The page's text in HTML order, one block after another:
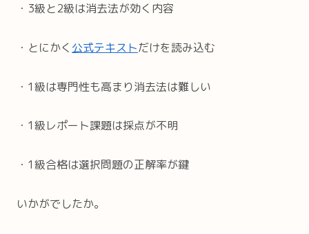
・3級と2級は消去法が効く内容
・とにかく 公式テキストだけを読み込む
・1級は専門性も高まり消去法は難しい
・1級レポート課題は採点が不明
・1級合格は選択問題の正解率が鍵
いかがでしたか。